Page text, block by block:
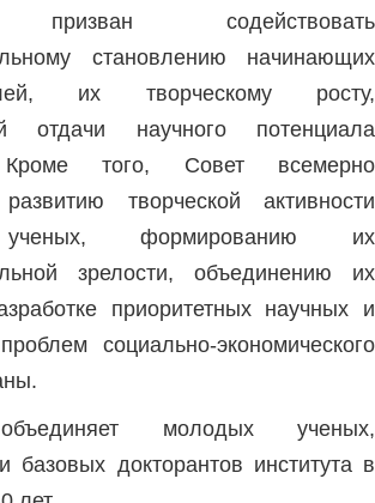
содействовать
становлению начинающих
их творческому росту,
отдачи научного потенциала
того, Совет всемерно
развитию творческой активности
формированию их
зрелости, объединению их
приоритетных научных и
социально-экономического
молодых ученых,
базовых докторантов института в